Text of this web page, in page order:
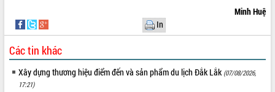
giải ngân vốn khắc phục thiên tai
HĐND tỉnh thông qua điều chỉnh Quy
hoạch tỉnh thời kỳ 2021-2030
Hội thảo góp ý hồ sơ điều chỉnh quy
hoạch tỉnh Đắk Lắk thời kỳ 2021-2030,
tầm nhìn đến năm 2050
Minh Huệ
In
Các tin khác
Xây dựng thương hiệu điểm đến và sản phẩm du lịch Đắk Lắk (07/08/2026,
17:21)